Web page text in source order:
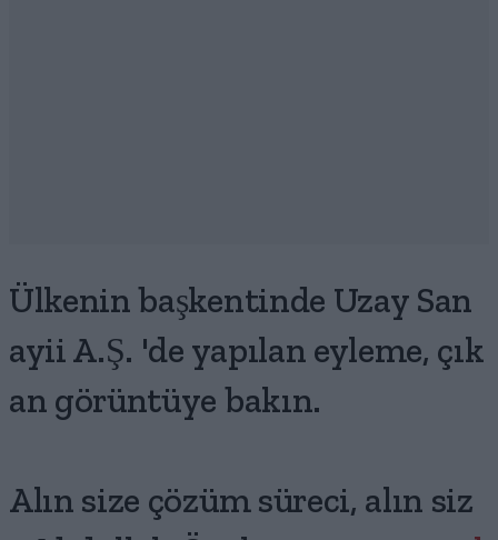
Ülkenin başkentinde Uzay San
ayii A.Ş. 'de yapılan eyleme, çık
an görüntüye bakın.
Alın size çözüm süreci, alın siz